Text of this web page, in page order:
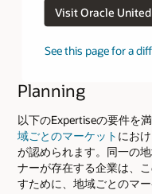
Visit Oracle
See this page for a
Planning
以下のExpertiseの要件を
域ごとのマーケット にお
が認められます。同一の
ナーが存在する企業は、
すために、地域ごとのマ